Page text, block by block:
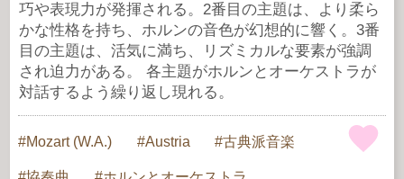
巧や表現力が発揮される。2番目の主題は、より柔ら
かな性格を持ち、ホルンの音色が幻想的に響く。3番
目の主題は、活気に満ち、リズミカルな要素が強調
され迫力がある。 各主題がホルンとオーケストラが
対話するよう繰り返し現れる。
Mozart (W.A.) Austria 古典派音楽